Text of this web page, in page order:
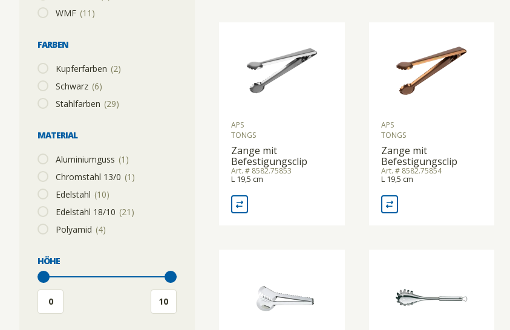
MOUSSIERGERÄT
RACLETTEGERÄTE
SAFTZENTRIFUGEN
SPÜLKÖRBE
TABLETT-/TELLERTRANSPORTWAGEN
WMF (11)
FARBEN
Kupferfarben (2)
Schwarz (6)
Stahlfarben (29)
MATERIAL
Aluminiumguss (1)
Chromstahl 13/0 (1)
Edelstahl (10)
Edelstahl 18/10 (21)
Polyamid (4)
HÖHE
APS
TONGS
Zange mit
Befestigungsclip
Art. # 8582.75853
L 19,5 cm
APS
TONGS
Zange mit
Befestigungsclip
Art. # 8582.75854
L 19,5 cm